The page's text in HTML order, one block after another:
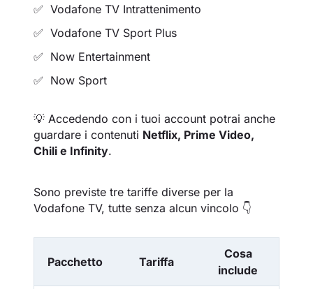
Vodafone TV Intrattenimento
Vodafone TV Sport Plus
Now Entertainment
Now Sport
💡 Accedendo con i tuoi account potrai anche
guardare i contenuti Netflix, Prime Video,
Chili e Infinity.
Sono previste tre tariffe diverse per la
Vodafone TV, tutte senza alcun vincolo 👇
Pacchetto Tariffa
Cosa
include